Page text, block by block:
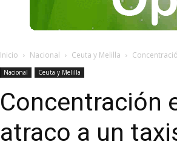
Inicio Nacional Ceuta y Melilla
Nacional Ceuta y Melilla
Concentración
atraco a un